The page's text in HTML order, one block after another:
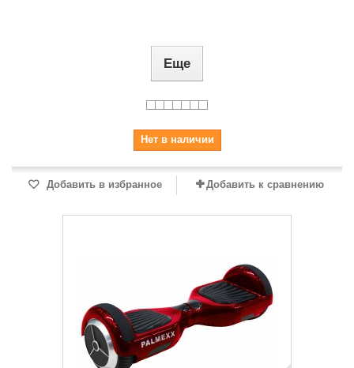
Еще
Нет в наличии
Добавить в избранное Добавить к сравнению